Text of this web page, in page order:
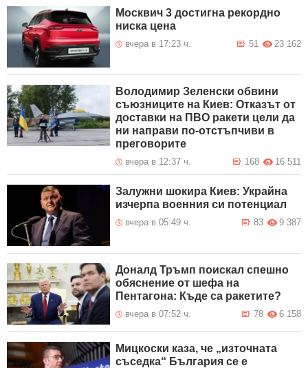
Москвич 3 достигна рекордно
ниска цена
вчера в 17:23 ч. 23 162
51
Володимир Зеленски обвини
съюзниците на Киев: Отказът от
доставки на ПВО ракети цели да
ни направи по-отстъпчиви в
преговорите
вчера в 12:37 ч. 16 511
168
Залужни шокира Киев: Украйна
изчерпа военния си потенциал
вчера в 05:49 ч. 9 387
83
Доналд Тръмп поискал спешно
обяснение от шефа на
Пентагона: Къде са ракетите?
вчера в 07:52 ч. 6 158
78
Мицкоски каза, че „източната
съседка“ България се е